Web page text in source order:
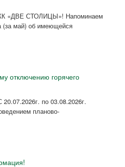
«ДВЕ СТОЛИЦЫ»! Напоминаем
(за май) об имеющейся
отключению горячего
по 03.08.2026г.
планово-